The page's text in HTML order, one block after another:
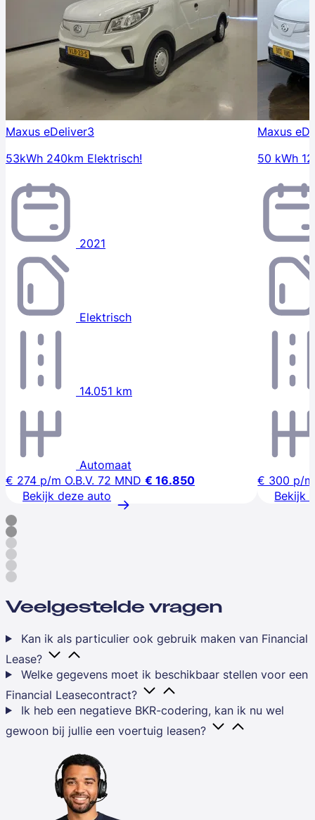
Maxus eDeliver3
53kWh 240km Elektrisch!
2021
Elektrisch
14.051 km
Automaat
€ 274 p/m O.B.V. 72 MND € 16.850
Bekijk deze auto
Maxus
50 kWh
€ 300 p/m
Bekijk
Veelgestelde vragen
Kan ik als particulier ook gebruik maken van Financial
Lease?
Welke gegevens moet ik beschikbaar stellen voor een
Financial Leasecontract?
Ik heb een negatieve BKR-codering, kan ik nu wel
gewoon bij jullie een voertuig leasen?